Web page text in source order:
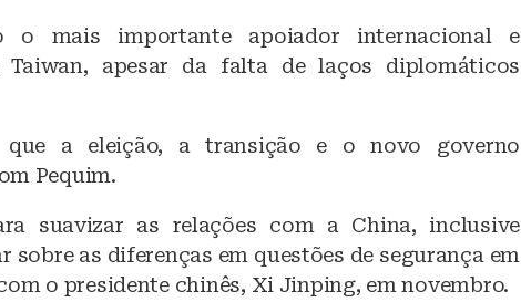
o mais importante apoiador internacional e
apesar da falta de laços diplomáticos
que a eleição, a transição e o novo governo
Pequim.
suavizar as relações com a China, inclusive
sobre as diferenças em questões de segurança em
o presidente chinês, Xi Jinping, em novembro.